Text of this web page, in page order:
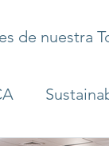
de nuestra